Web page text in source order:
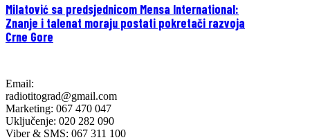
Milatović sa predsjednicom Mensa International:
Znanje i talenat moraju postati pokretači razvoja
Crne Gore
Email:
radiotitograd@gmail.com
Marketing: 067 470 047
Uključenje: 020 282 090
Viber & SMS: 067 311 100